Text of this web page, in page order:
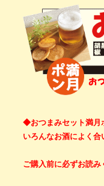
◆おつまみセット満
いろんなお酒によく合
ご購入前に必ずお読み